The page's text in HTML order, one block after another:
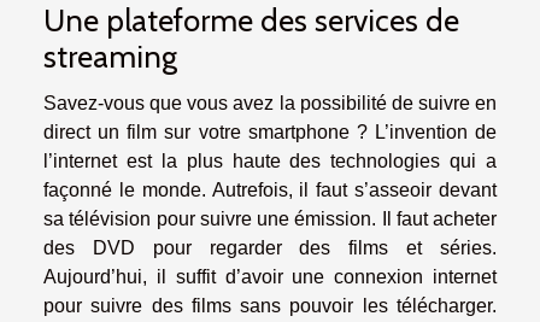
Une plateforme des services de
streaming
Savez-vous que vous avez la possibilité de suivre en
direct un film sur votre smartphone ? L’invention de
l’internet est la plus haute des technologies qui a
façonné le monde. Autrefois, il faut s’asseoir devant
sa télévision pour suivre une émission. Il faut acheter
des DVD pour regarder des films et séries.
Aujourd’hui, il suffit d’avoir une connexion internet
pour suivre des films sans pouvoir les télécharger.